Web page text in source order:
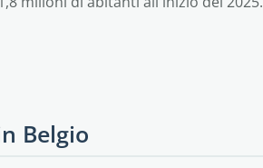
Belgio